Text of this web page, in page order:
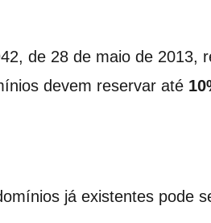
de 28 de maio de 2013,
devem reservar até
já existentes pode